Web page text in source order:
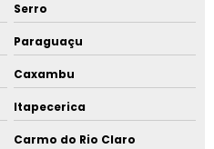
Serro
Paraguaçu
Caxambu
Itapecerica
Carmo do Rio Claro